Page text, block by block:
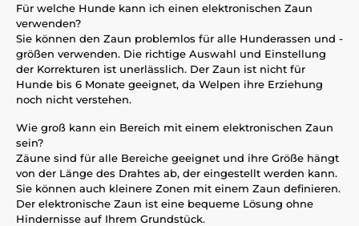
Für welche Hunde kann ich einen elektronischen Zaun
verwenden?
Sie können den Zaun problemlos für alle Hunderassen und -
größen verwenden. Die richtige Auswahl und Einstellung
der Korrekturen ist unerlässlich. Der Zaun ist nicht für
Hunde bis 6 Monate geeignet, da Welpen ihre Erziehung
noch nicht verstehen.
Wie groß kann ein Bereich mit einem elektronischen Zaun
sein?
Zäune sind für alle Bereiche geeignet und ihre Größe hängt
von der Länge des Drahtes ab, der eingestellt werden kann.
Sie können auch kleinere Zonen mit einem Zaun definieren.
Der elektronische Zaun ist eine bequeme Lösung ohne
Hindernisse auf Ihrem Grundstück.